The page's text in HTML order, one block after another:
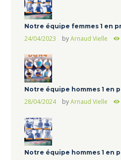
Notre équipe femmes 1 en
24/04/2023 byArnaud Vielle
Notre équipe hommes 1 en
28/04/2024 byArnaud Vielle
Notre équipe hommes 1 en